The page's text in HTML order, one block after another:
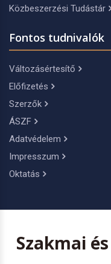
Közbeszerzési Tudástár
Fontos tudnivalók
Változásértesítő
Előfizetés
Szerzők
ÁSZF
Adatvédelem
Impresszum
Oktatás
Szakmai